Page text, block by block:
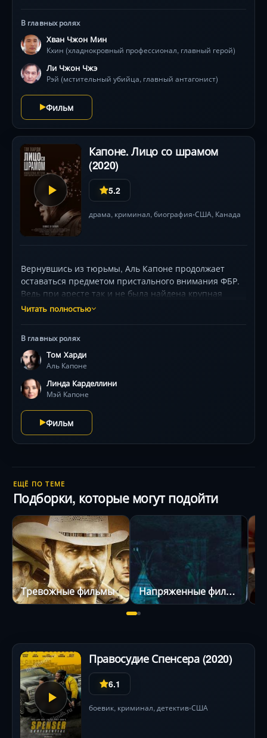
расплаты за смерть брата, настигает его на каждом
шагу. Звезды корейского кино Хван Джон Мин и Ли
Джон Джэ создают беспощадную химию
противостояния, а режиссер Хон Вон Чан погружает
зрителя в вихрь брутальных драк и визуально
меняет правила игры, а спасение ребенка
становится испытанием на грани возможного.
В главных ролях
Хван Чжон Мин
Кхин (хладнокровный профессионал, главный герой)
Ли Чжон Чжэ
Рэй (мстительный убийца, главный антагонист)
Фильм
Капоне. Лицо со шрамом
(2020)
5.2
драма, криминал, биография•США, Канада
Вернувшись из тюрьмы, Аль Капоне продолжает
оставаться предметом пристального внимания ФБР.
Ведь при аресте так и не была найдена крупная
сумма денег – итог всей криминальной деятельности
Капоне. Удастся ли спецслужбам добиться от
теряющего память гангстера информации, где и при
каких обстоятельствах он спрятал деньги?
Читать полностью
В главных ролях
Том Харди
Аль Капоне
Линда Карделлини
Мэй Капоне
Фильм
ЕЩЁ ПО ТЕМЕ
Подборки, которые могут подойти
Тревожные фильмы Напряженные фильмы
Правосудие Спенсера (2020)
6.1
боевик, криминал, детектив•США